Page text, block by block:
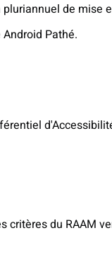
de mise
Pathé.
critères du RAAM